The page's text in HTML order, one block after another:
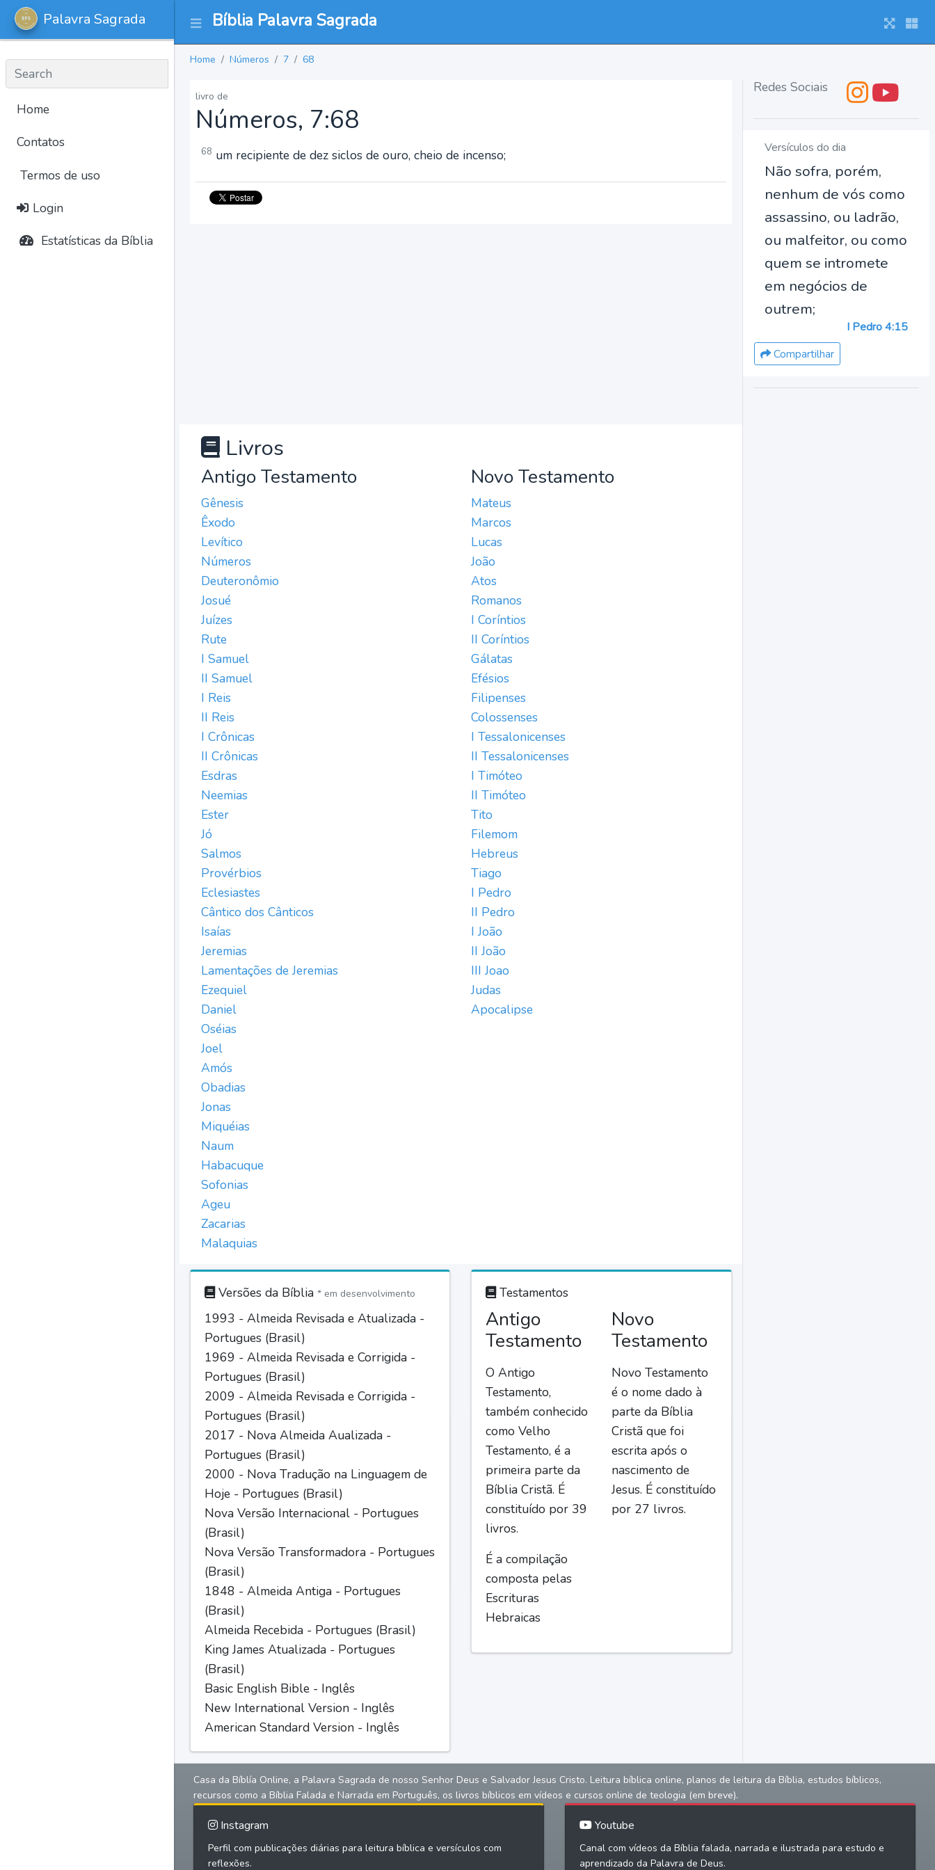
Bíblia Palavra Sagrada
Palavra Sagrada
Home
Contatos
Termos de uso
Login
Estatísticas da Bíblia
Home Números 7 68
livro de
Números, 7:68
68 um recipiente de dez siclos de ouro, cheio de incenso;
Livros
Antigo Testamento
Gênesis
Êxodo
Levítico
Números
Deuteronômio
Josué
Juízes
Rute
I Samuel
II Samuel
I Reis
II Reis
I Crônicas
II Crônicas
Esdras
Neemias
Ester
Jó
Salmos
Provérbios
Eclesiastes
Cântico dos Cânticos
Isaías
Jeremias
Lamentações de Jeremias
Ezequiel
Daniel
Oséias
Joel
Amós
Obadias
Jonas
Miquéias
Naum
Habacuque
Sofonias
Ageu
Zacarias
Malaquias
Novo Testamento
Mateus
Marcos
Lucas
João
Atos
Romanos
I Coríntios
II Coríntios
Gálatas
Efésios
Filipenses
Colossenses
I Tessalonicenses
II Tessalonicenses
I Timóteo
II Timóteo
Tito
Filemom
Hebreus
Tiago
I Pedro
II Pedro
I João
II João
III Joao
Judas
Apocalipse
Versões da Bíblia * em desenvolvimento
1993 - Almeida Revisada e Atualizada -
Portugues (Brasil)
1969 - Almeida Revisada e Corrigida -
Portugues (Brasil)
2009 - Almeida Revisada e Corrigida -
Portugues (Brasil)
2017 - Nova Almeida Aualizada -
Portugues (Brasil)
2000 - Nova Tradução na Linguagem de
Hoje - Portugues (Brasil)
Nova Versão Internacional - Portugues
(Brasil)
Nova Versão Transformadora - Portugues
(Brasil)
1848 - Almeida Antiga - Portugues
(Brasil)
Almeida Recebida - Portugues (Brasil)
King James Atualizada - Portugues
(Brasil)
Basic English Bible - Inglês
New International Version - Inglês
American Standard Version - Inglês
Testamentos
Antigo
Testamento
O Antigo
Testamento,
também conhecido
como Velho
Testamento, é a
primeira parte da
Bíblia Cristã. É
constituído por 39
livros.
É a compilação
composta pelas
Escrituras
Hebraicas
Novo
Testamento
Novo Testamento
é o nome dado à
parte da Bíblia
Cristã que foi
escrita após o
nascimento de
Jesus. É constituído
por 27 livros.
Redes Sociais
Versículos do dia
Não sofra, porém,
nenhum de vós como
assassino, ou ladrão,
ou malfeitor, ou como
quem se intromete
em negócios de
outrem;
I Pedro 4:15
Compartilhar
Casa da Bíblía Online, a Palavra Sagrada de nosso Senhor Deus e Salvador Jesus Cristo. Leitura bíblica online, planos de leitura da Bíblia, estudos bíblicos,
recursos como a Bíblia Falada e Narrada em Português, os livros bíblicos em vídeos e cursos online de teologia (em breve).
Instagram
Perfil com publicações diárias para leitura bíblica e versículos com
reflexões.
Youtube
Canal com vídeos da Bíblia falada, narrada e ilustrada para estudo e
aprendizado da Palavra de Deus.